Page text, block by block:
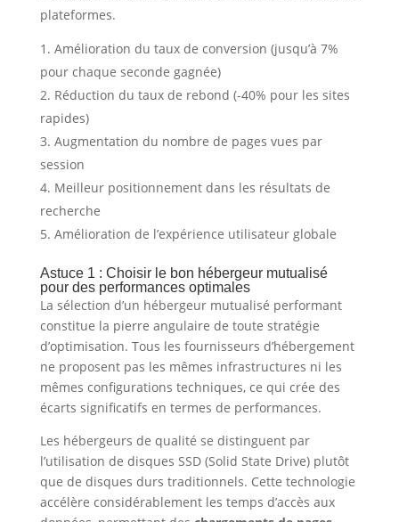
plateformes.
Amélioration du taux de conversion (jusqu’à 7%
pour chaque seconde gagnée)
Réduction du taux de rebond (-40% pour les sites
rapides)
Augmentation du nombre de pages vues par
session
Meilleur positionnement dans les résultats de
recherche
Amélioration de l’expérience utilisateur globale
Astuce 1 : Choisir le bon hébergeur mutualisé
pour des performances optimales
La sélection d’un hébergeur mutualisé performant
constitue la pierre angulaire de toute stratégie
d’optimisation. Tous les fournisseurs d’hébergement
ne proposent pas les mêmes infrastructures ni les
mêmes configurations techniques, ce qui crée des
écarts significatifs en termes de performances.
Les hébergeurs de qualité se distinguent par
l’utilisation de disques SSD (Solid State Drive) plutôt
que de disques durs traditionnels. Cette technologie
accélère considérablement les temps d’accès aux